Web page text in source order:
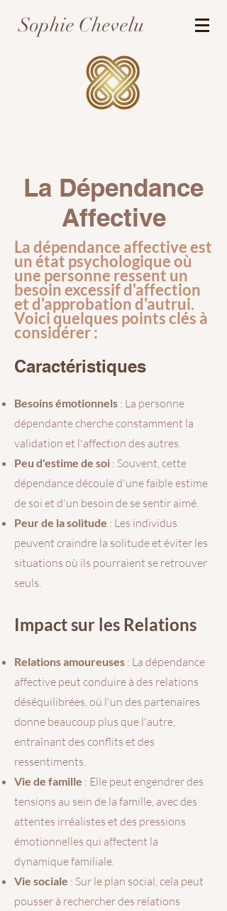
Sophie Chevelu
La Dépendance
Affective
La dépendance affective est
un état psychologique où
une personne ressent un
besoin excessif d'affection
et d'approbation d'autrui.
Voici quelques points clés à
considérer :
Caractéristiques
Besoins émotionnels : La personne
dépendante cherche constamment la
validation et l'affection des autres.
Peu d'estime de soi : Souvent, cette
dépendance découle d'une faible estime
de soi et d'un besoin de se sentir aimé.
Peur de la solitude : Les individus
peuvent craindre la solitude et éviter les
situations où ils pourraient se retrouver
seuls.
Impact sur les Relations
Relations amoureuses : La dépendance
affective peut conduire à des relations
déséquilibrées, où l'un des partenaires
donne beaucoup plus que l'autre,
entraînant des conflits et des
ressentiments.
Vie de famille : Elle peut engendrer des
tensions au sein de la famille, avec des
attentes irréalistes et des pressions
émotionnelles qui affectent la
dynamique familiale.
Vie sociale : Sur le plan social, cela peut
pousser à rechercher des relations